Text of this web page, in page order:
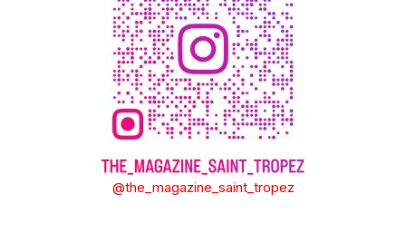
@the_magazine_saint_tropez